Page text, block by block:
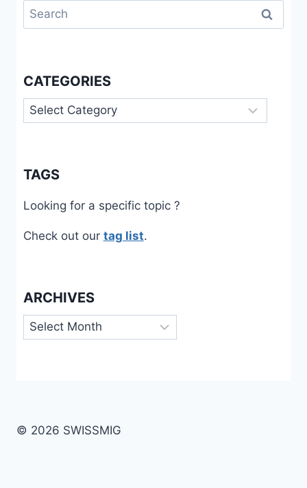
Search
for:
CATEGORIES
Categories
TAGS
Looking for a specific topic ?
Check out our tag list.
ARCHIVES
Archives
© 2026 SWISSMIG